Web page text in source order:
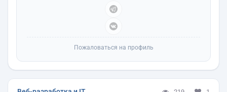
Пожаловаться на профиль